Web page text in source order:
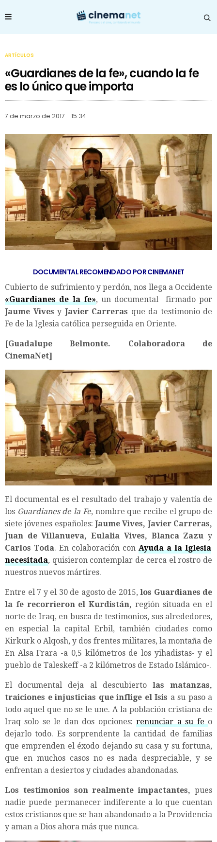
ARTÍCULOS
«Guardianes de la fe», cuando la fe
es lo único que importa
7 de marzo de 2017 - 15:34
DOCUMENTAL RECOMENDADO POR CINEMANET
Cubierto de sufrimiento y perdón, nos llega a Occidente
«Guardianes de la fe», un documental firmado por
Jaume Vives y Javier Carreras que da testimonio de
Fe de la Iglesia católica perseguida en Oriente.
[Guadalupe Belmonte. Colaboradora de
CinemaNet]
El documental es el resultado del trabajo y valentía de
los Guardianes de la Fe, nombre que recibe el grupo de
siete jóvenes españoles: Jaume Vives, Javier Carreras,
Juan de Villanueva, Eulalia Vives, Blanca Zazu y
Carlos Toda. En colaboración con Ayuda a la Iglesia
necesitada, quisieron contemplar de cerca el rostro de
nuestros nuevos mártires.
Entre el 7 y el 30 de agosto de 2015, los Guardianes de
la fe recorrieron el Kurdistán, región situada en el
norte de Iraq, en busca de testimonios, sus alrededores,
en especial la capital Erbil, también ciudades como
Kirkurk o Alqosh, y dos frentes militares, la montaña de
En Alsa Frara -a 0,5 kilómetros de los yihadistas- y el
pueblo de Taleskeff -a 2 kilómetros de Estado Islámico-.
El documental deja al descubiertolas matanzas,
traiciones e injusticias que inflige el Isis a su paso a
todo aquel que no se le une. A la población cristiana de
Iraq solo se le dan dos opciones:renunciar a su feo
dejarlo todo. Es sorprendente la cantidad de familias
que emprenden el éxodo dejando su casa y su fortuna,
que en muchos casos no es nada despreciable, y se
enfrentan a desiertos y ciudades abandonadas.
Los testimonios son realmente impactantes, pues
nadie puede permanecer indiferente a lo que cuentan
estos cristianos que se han abandonado a la Providencia
y aman a Dios ahora más que nunca.